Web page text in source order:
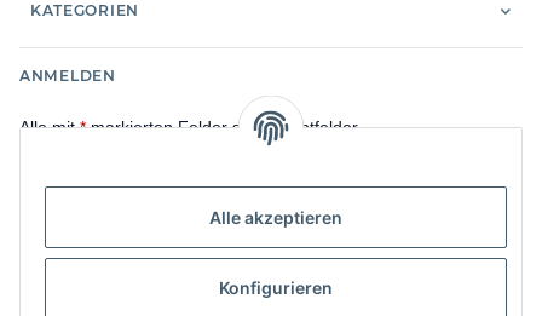
Alle akzeptieren
Konfigurieren
KATEGORIEN
ANMELDEN
Alle mit*markierten Felder sind Pflichtfelder.
Passwort
Anmelden